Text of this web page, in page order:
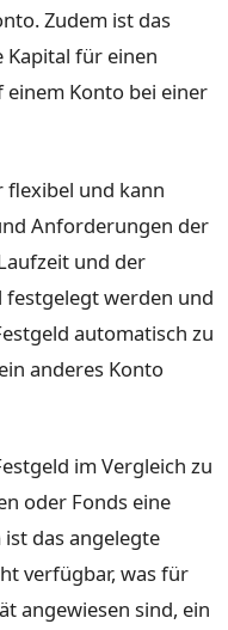
Zudem ist das
Kapital für einen
Konto bei einer
flexibel und kann
Anforderungen der
und der
werden und
automatisch zu
anderes Konto
im Vergleich zu
oder Fonds eine
das angelegte
verfügbar, was für
angewiesen sind, ein